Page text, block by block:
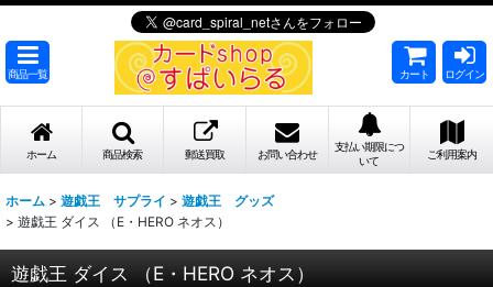
商品一覧 カート ログイン
ホーム 商品検索 郵送買取 お問い合わせ
支払い期限につ
いて
ご利用案内
ホーム > 遊戯王 サプライ > 遊戯王 グッズ
> 遊戯王 ダイス （E・HERO ネオス）
遊戯王 ダイス （E・HERO ネオス）